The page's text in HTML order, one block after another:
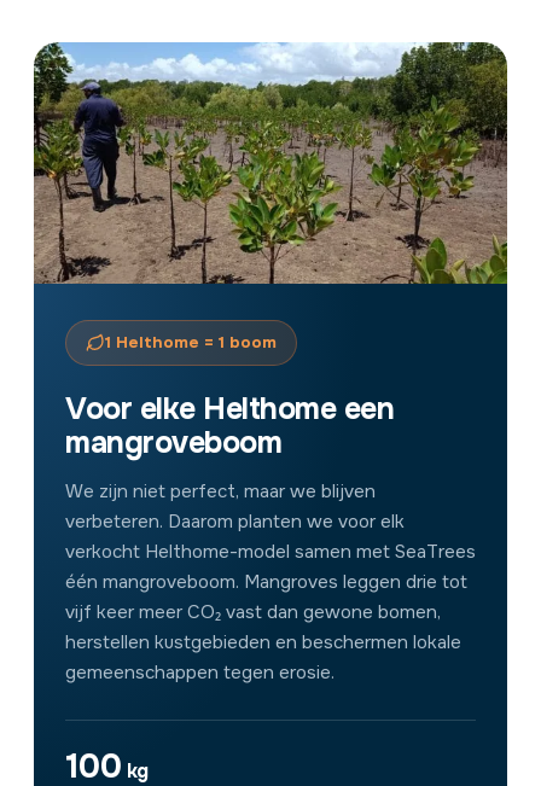
1 Helthome = 1 boom
Voor elke Helthome een
mangroveboom
We zijn niet perfect, maar we blijven
verbeteren. Daarom planten we voor elk
verkocht Helthome-model samen met SeaTrees
één mangroveboom. Mangroves leggen drie tot
vijf keer meer CO₂ vast dan gewone bomen,
herstellen kustgebieden en beschermen lokale
gemeenschappen tegen erosie.
100 kg